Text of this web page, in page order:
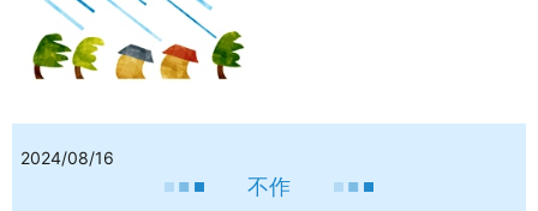
2024/08/16
不作